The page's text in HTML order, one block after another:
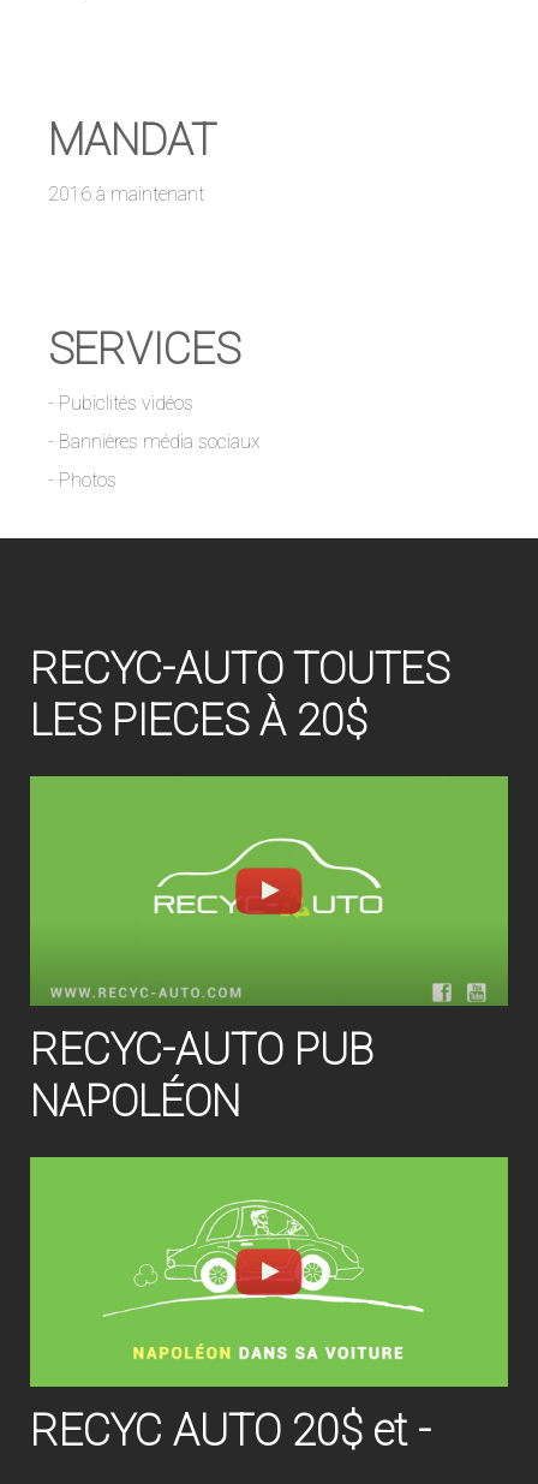
MANDAT
2016 à maintenant
SERVICES
- Pubiclités vidéos
- Bannières média sociaux
- Photos
RECYC-AUTO TOUTES
LES PIECES À 20$
RECYC-AUTO PUB
NAPOLÉON
RECYC AUTO 20$ et -